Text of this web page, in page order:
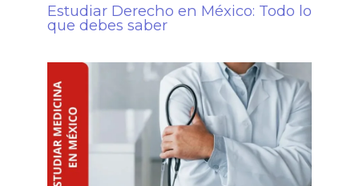
Estudiar Derecho en México: Todo lo
que debes saber